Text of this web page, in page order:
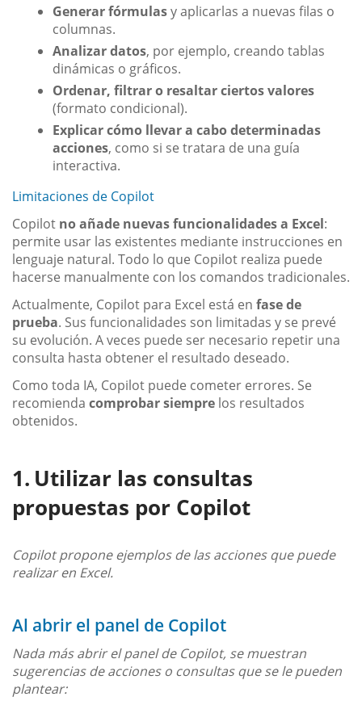
Generar fórmulasy aplicarlas a nuevas filas o
columnas.
Analizar datos, por ejemplo, creando tablas
dinámicas o gráficos.
Ordenar, filtrar o resaltar ciertos valores
(formato condicional).
Explicar cómo llevar a cabo determinadas
acciones, como si se tratara de una guía
interactiva.
Limitaciones de Copilot
Copilot no añade nuevas funcionalidades a Excel:
permite usar las existentes mediante instrucciones en
lenguaje natural. Todo lo que Copilot realiza puede
hacerse manualmente con los comandos tradicionales.
Actualmente, Copilot para Excel está en fase de
prueba. Sus funcionalidades son limitadas y se prevé
su evolución. A veces puede ser necesario repetir una
consulta hasta obtener el resultado deseado.
Como toda IA, Copilot puede cometer errores. Se
recomienda comprobar siempre los resultados
obtenidos.
Utilizar las consultas
propuestas por Copilot
Copilot propone ejemplos de las acciones que puede
realizar en Excel.
Al abrir el panel de Copilot
Nada más abrir el panel de Copilot, se muestran
sugerencias de acciones o consultas que se le pueden
plantear: